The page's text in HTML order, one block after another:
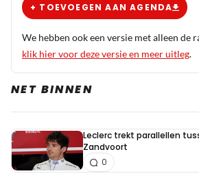
+ TOEVOEGEN AAN AGENDA
We hebben ook een versie met alleen de
klik hier voor deze versie en meer uitleg.
NET BINNEN
Leclerc trekt parallellen
Zandvoort
0